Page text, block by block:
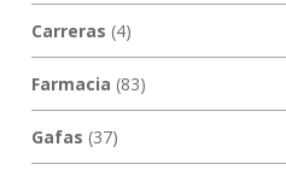
Carreras (4)
Farmacia (83)
Gafas (37)